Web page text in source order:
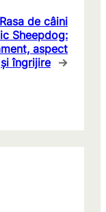
Rasa de câini
Sheepdog:
aspect
și îngrijire →